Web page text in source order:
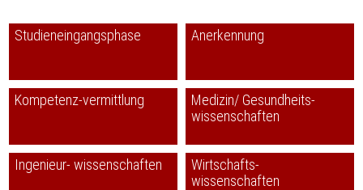
Studieneingangsphase Anerkennung
Kompetenz-vermittlung
Medizin/ Gesundheits-
wissenschaften
Ingenieur- wissenschaften
Wirtschafts-
wissenschaften